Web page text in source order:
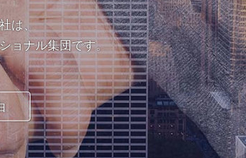
は、
ョナル集団です。